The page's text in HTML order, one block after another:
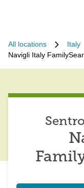
All locations Italy
Navigli Italy